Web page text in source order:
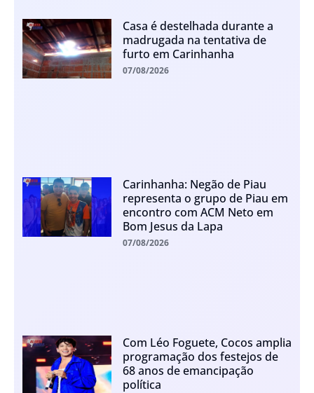
Casa é destelhada durante a
madrugada na tentativa de
furto em Carinhanha
07/08/2026
Carinhanha: Negão de Piau
representa o grupo de Piau em
encontro com ACM Neto em
Bom Jesus da Lapa
07/08/2026
Com Léo Foguete, Cocos amplia
programação dos festejos de
68 anos de emancipação
política